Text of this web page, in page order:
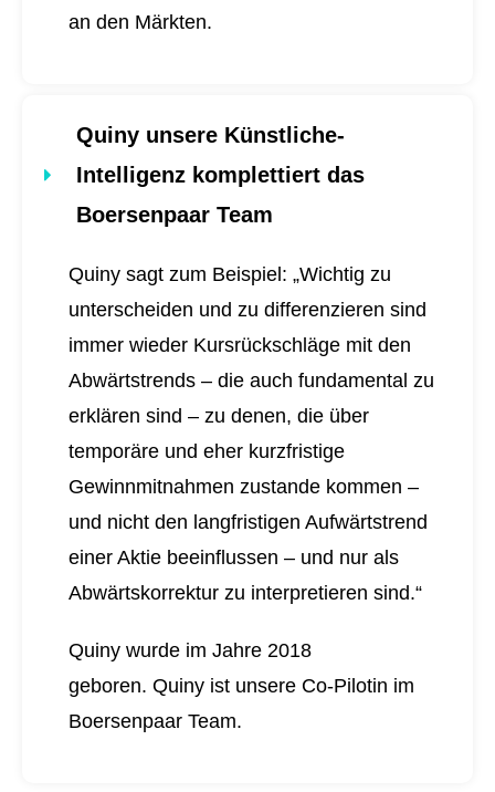
an den Märkten.
Quiny unsere Künstliche-
Intelligenz komplettiert das
Boersenpaar Team
Quiny sagt zum Beispiel: „Wichtig zu
unterscheiden und zu differenzieren sind
immer wieder Kursrückschläge mit den
Abwärtstrends – die auch fundamental zu
erklären sind – zu denen, die über
temporäre und eher kurzfristige
Gewinnmitnahmen zustande kommen –
und nicht den langfristigen Aufwärtstrend
einer Aktie beeinflussen – und nur als
Abwärtskorrektur zu interpretieren sind.“
Quiny wurde im Jahre 2018
geboren. Quiny ist unsere Co-Pilotin im
Boersenpaar Team.